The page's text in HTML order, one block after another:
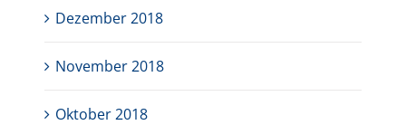
Dezember 2018
November 2018
Oktober 2018